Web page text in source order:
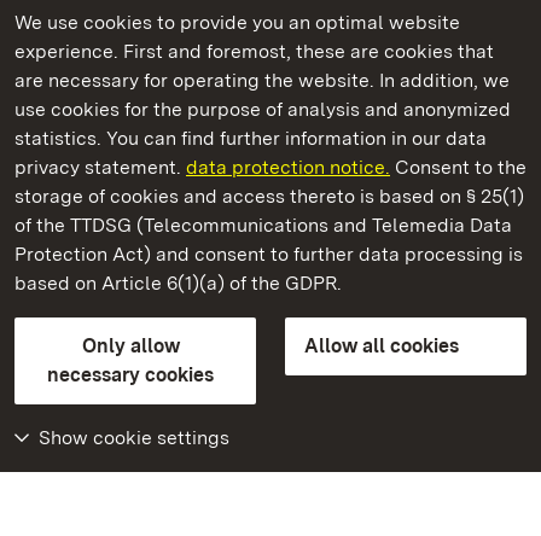
We use cookies to provide you an optimal website
experience. First and foremost, these are cookies that
are necessary for operating the website. In addition, we
use cookies for the purpose of analysis and anonymized
statistics. You can find further information in our data
privacy statement. data protection notice. Consent to the
storage of cookies and access thereto is based on § 25(1)
of the TTDSG (Telecommunications and Telemedia Data
Protection Act) and consent to further data processing is
based on Article 6(1)(a) of the GDPR.
Only allow
necessary cookies
Allow all cookies
Show cookie settings
State Palaces and Gardens of Baden-Wuerttemberg
Staatliche Schlösser und Gärten Baden‑Württemberg
State Palaces and Gardens of Baden-Wuerttemberg
Contact usFAQMasthead
Declaration on barrier-free access
BITV-konform (geprüfte Seiten)